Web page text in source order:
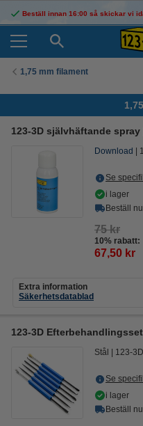
Beställ innan 16:00 så skickar vi
1,75 mm filament
123-3D självhäftande spray
Download
Se
i lager
Beställ
75 kr
10% rabatt:
67,50 kr
Extra information
Säkerhetsdatablad
123-3D
Stål 123-3D
Se
i lager
Beställ